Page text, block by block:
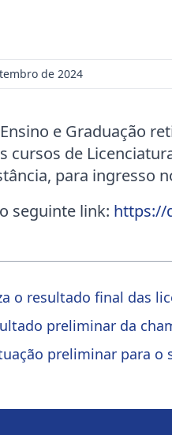
de 2024
e Graduação
cursos de
para ingresso
seguinte link: https://
o resultado final das
preliminar da
preliminar para o